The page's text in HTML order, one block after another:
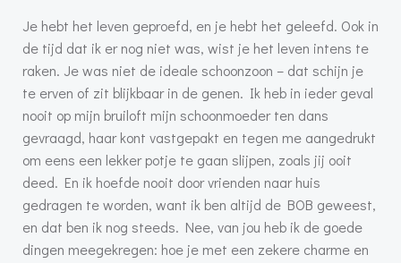
Je hebt het leven geproefd, en je hebt het geleefd. Ook in
de tijd dat ik er nog niet was, wist je het leven intens te
raken. Je was niet de ideale schoonzoon – dat schijn je
te erven of zit blijkbaar in de genen. Ik heb in ieder geval
nooit op mijn bruiloft mijn schoonmoeder ten dans
gevraagd, haar kont vastgepakt en tegen me aangedrukt
om eens een lekker potje te gaan slijpen, zoals jij ooit
deed. En ik hoefde nooit door vrienden naar huis
gedragen te worden, want ik ben altijd de BOB geweest,
en dat ben ik nog steeds. Nee, van jou heb ik de goede
dingen meegekregen: hoe je met een zekere charme en